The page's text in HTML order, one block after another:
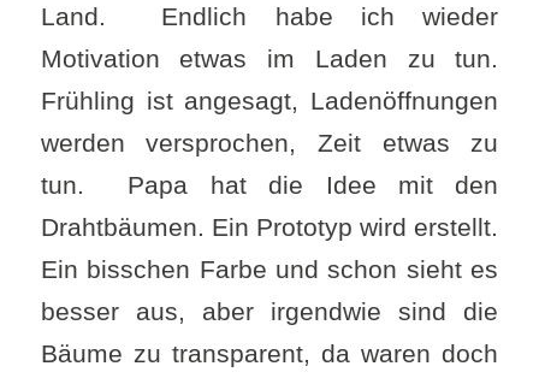
Land. Endlich habe ich wieder
Motivation etwas im Laden zu tun.
Frühling ist angesagt, Ladenöffnungen
werden versprochen, Zeit etwas zu
tun. Papa hat die Idee mit den
Drahtbäumen. Ein Prototyp wird erstellt.
Ein bisschen Farbe und schon sieht es
besser aus, aber irgendwie sind die
Bäume zu transparent, da waren doch